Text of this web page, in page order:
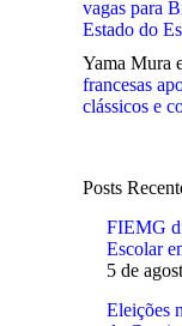
vagas para
Estado do
Yama Mura
francesas
clássicos e
Posts
FIEMG
Escolar
5 de
Eleições